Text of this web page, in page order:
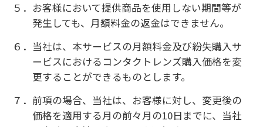
「氏名」「電話番号」「クレジットカード情
報」等について、確認を求めた際、お客様が速
やかに確認に応じていただけない場合
第１０条（中途解約）
１．サービス利用期間中、ご入会日から3か月経過す
で、入会契約を解約することができます。この場
合、月額料金の日割りでの精算（返金）は行わ
ないものとします。